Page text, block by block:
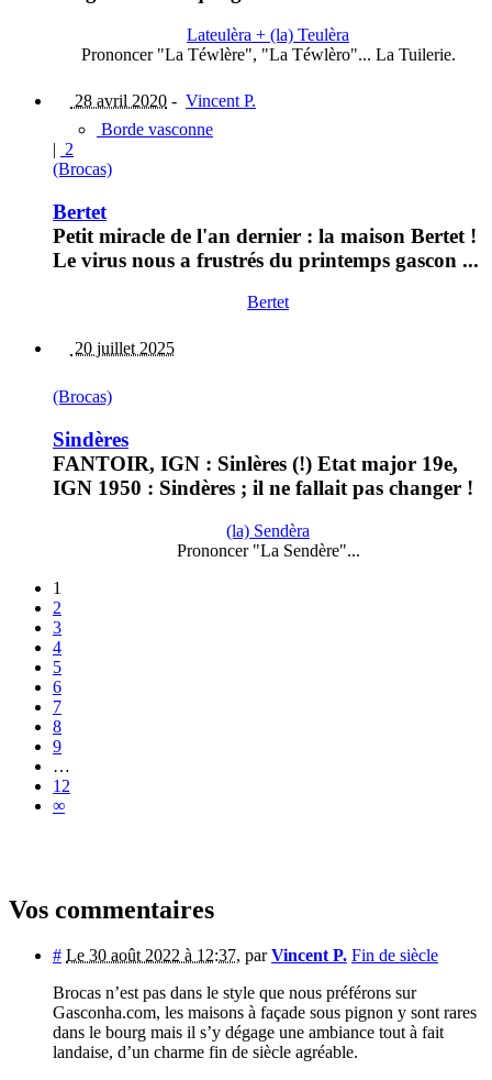
Lateulèra + (la) Teulèra
Prononcer "La Téwlère", "La Téwlèro"... La Tuilerie.
28 avril 2020 - Vincent P.
Borde vasconne
| 2
(Brocas)
Bertet
Petit miracle de l'an dernier : la maison Bertet !
Le virus nous a frustrés du printemps gascon ...
Bertet
20 juillet 2025
(Brocas)
Sindères
FANTOIR, IGN : Sinlères (!) Etat major 19e,
IGN 1950 : Sindères ; il ne fallait pas changer !
(la) Sendèra
Prononcer "La Sendère"...
1
2
3
4
5
6
7
8
9
…
12
∞
Vos commentaires
# Le 30 août 2022 à 12:37, parVincent P. Fin de siècle
Brocas n’est pas dans le style que nous préférons sur
Gasconha.com, les maisons à façade sous pignon y sont rares
dans le bourg mais il s’y dégage une ambiance tout à fait
landaise, d’un charme fin de siècle agréable.